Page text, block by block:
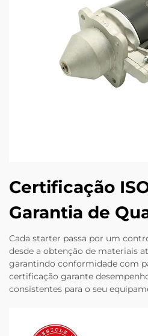
Certificação
Garantia de
Cada starter passa por um
desde a obtenção de materiais
garantindo conformidade com
certificação garante
consistentes para o seu